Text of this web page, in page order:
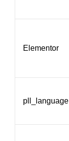
Elementor
pll_language